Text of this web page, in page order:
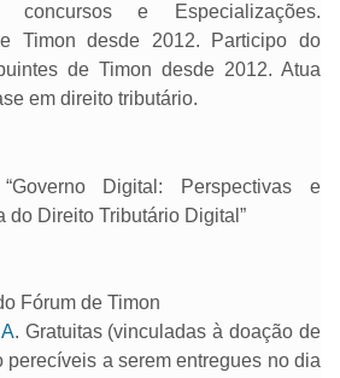
concursos e Especializações.
Timon desde 2012. Participo do
de Timon desde 2012. Atua
em direito tributário.
Digital: Perspectivas e
do Direito Tributário Digital”
Fórum de Timon
. Gratuitas (vinculadas à doação de
perecíveis a serem entregues no dia